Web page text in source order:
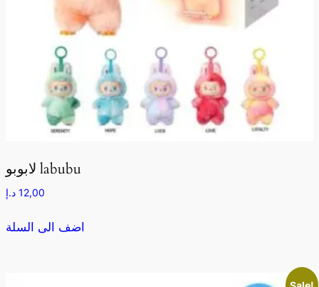
لابوبو labubu
12,00 د.إ
اضف الى السلة